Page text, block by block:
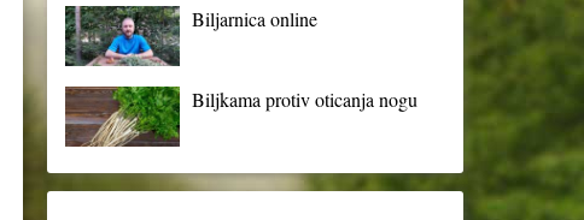
Biljarnica online
Biljkama protiv oticanja nogu